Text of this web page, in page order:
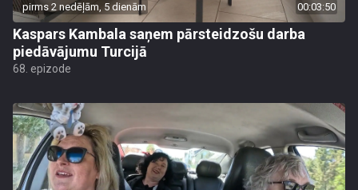
pirms 2 nedēļām, 5 dienām 00:03:50
Kaspars Kambala saņem pārsteidzošu darba
piedāvājumu Turcijā
68. epizode